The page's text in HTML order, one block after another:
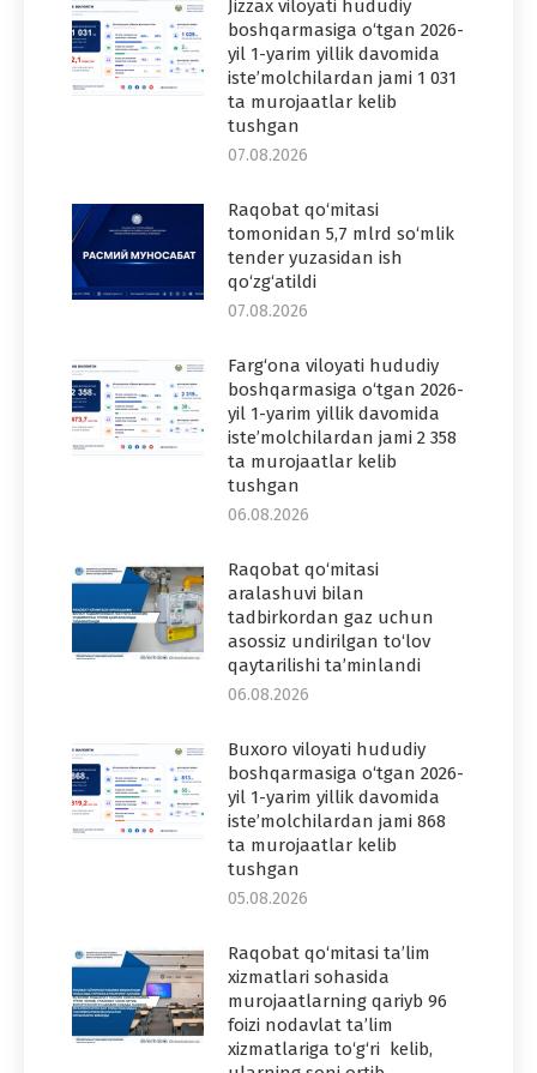
Jizzax viloyati hududiy
boshqarmasiga o‘tgan 2026-
yil 1-yarim yillik davomida
iste’molchilardan jami 1 031
ta murojaatlar kelib
tushgan
07.08.2026
Raqobat qo‘mitasi
tomonidan 5,7 mlrd so‘mlik
tender yuzasidan ish
qo‘zg‘atildi
07.08.2026
Farg‘ona viloyati hududiy
boshqarmasiga o‘tgan 2026-
yil 1-yarim yillik davomida
iste’molchilardan jami 2 358
ta murojaatlar kelib
tushgan
06.08.2026
Raqobat qo‘mitasi
aralashuvi bilan
tadbirkordan gaz uchun
asossiz undirilgan to‘lov
qaytarilishi ta’minlandi
06.08.2026
Buxoro viloyati hududiy
boshqarmasiga o‘tgan 2026-
yil 1-yarim yillik davomida
iste’molchilardan jami 868
ta murojaatlar kelib
tushgan
05.08.2026
Raqobat qo‘mitasi ta’lim
xizmatlari sohasida
murojaatlarning qariyb 96
foizi nodavlat ta’lim
xizmatlariga to‘g‘ri kelib,